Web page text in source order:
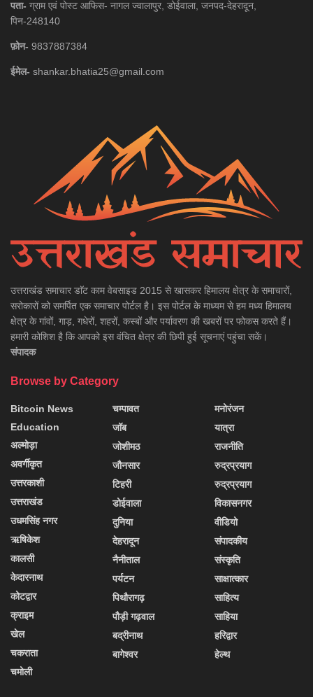
पता- ग्राम एवं पोस्ट आफिस- नागल ज्वालापुर, डोईवाला, जनपद-देहरादून,
पिन-248140
फ़ोन- 9837887384
ईमेल- shankar.bhatia25@gmail.com
उत्तराखंड समाचार डाॅट काम वेबसाइड 2015 से खासकर हिमालय क्षेत्र के समाचारों,
सरोकारों को समर्पित एक समाचार पोर्टल है। इस पोर्टल के माध्यम से हम मध्य हिमालय
क्षेत्र के गांवों, गाड़, गधेरों, शहरों, कस्बों और पर्यावरण की खबरों पर फोकस करते हैं।
हमारी कोशिश है कि आपको इस वंचित क्षेत्र की छिपी हुई सूचनाएं पहुंचा सकें।
संपादक
Browse by Category
Bitcoin News
Education
अल्मोड़ा
अवर्गीकृत
उत्तरकाशी
उत्तराखंड
उधमसिंह नगर
ऋषिकेश
कालसी
केदारनाथ
कोटद्वार
क्राइम
खेल
चकराता
चमोली
चम्पावत
जॉब
जोशीमठ
जौनसार
टिहरी
डोईवाला
दुनिया
देहरादून
नैनीताल
पर्यटन
पिथौरागढ़
पौड़ी गढ़वाल
बद्रीनाथ
बागेश्वर
मनोरंजन
यात्रा
राजनीति
रुद्रप्रयाग
रुद्रप्रयाग
विकासनगर
वीडियो
संपादकीय
संस्कृति
साक्षात्कार
साहित्य
साहिया
हरिद्वार
हेल्थ